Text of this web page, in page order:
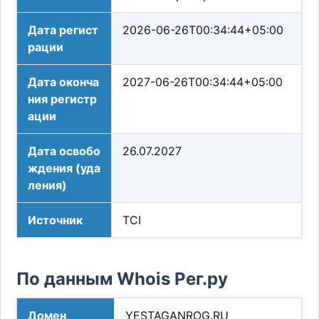
Дата регист
рации
2026-06-26T00:34:44+05:00
Дата оконча
ния регистр
ации
2027-06-26T00:34:44+05:00
Дата освобо
ждения (уда
ления)
26.07.2027
Источник TCI
По данным Whois Рег.ру
Домен YESTAGANROG.RU